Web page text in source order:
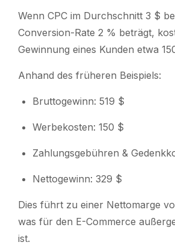
Wenn CPC im Durchschnitt 3 $
Conversion-Rate 2 % beträgt,
Gewinnung eines Kunden etwa
Anhand des früheren Beispiels:
Bruttogewinn: 519 $
Werbekosten: 150 $
Zahlungsgebühren &
Nettogewinn: 329 $
Dies führt zu einer Nettomarge
was für den E-Commerce
ist.